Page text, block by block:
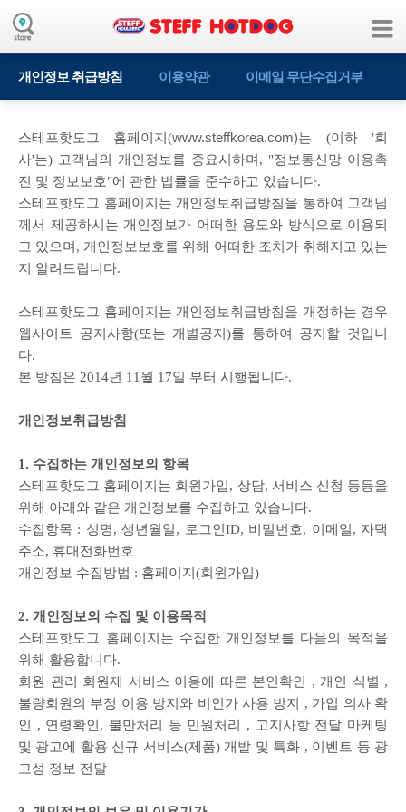
개인정보 취급방침 이용약관 이메일 무단수집거부
스테프핫도그 홈페이지(www.steffkorea.com)는 (이하 '회
사'는) 고객님의 개인정보를 중요시하며, "정보통신망 이용촉
진 및 정보보호"에 관한 법률을 준수하고 있습니다.
스테프핫도그 홈페이지는 개인정보취급방침을 통하여 고객님
께서 제공하시는 개인정보가 어떠한 용도와 방식으로 이용되
고 있으며, 개인정보보호를 위해 어떠한 조치가 취해지고 있는
지 알려드립니다.
스테프핫도그 홈페이지는 개인정보취급방침을 개정하는 경우
웹사이트 공지사항(또는 개별공지)를 통하여 공지할 것입니
다.
본 방침은 2014년 11월 17일 부터 시행됩니다.
개인정보취급방침
1. 수집하는 개인정보의 항목
스테프핫도그 홈페이지는 회원가입, 상담, 서비스 신청 등등을
위해 아래와 같은 개인정보를 수집하고 있습니다.
수집항목 : 성명, 생년월일, 로그인ID, 비밀번호, 이메일, 자택
주소, 휴대전화번호
개인정보 수집방법 : 홈페이지(회원가입)
2. 개인정보의 수집 및 이용목적
스테프핫도그 홈페이지는 수집한 개인정보를 다음의 목적을
위해 활용합니다.
회원 관리 회원제 서비스 이용에 따른 본인확인 , 개인 식별 ,
불량회원의 부정 이용 방지와 비인가 사용 방지 , 가입 의사 확
인 , 연령확인, 불만처리 등 민원처리 , 고지사항 전달 마케팅
및 광고에 활용 신규 서비스(제품) 개발 및 특화 , 이벤트 등 광
고성 정보 전달